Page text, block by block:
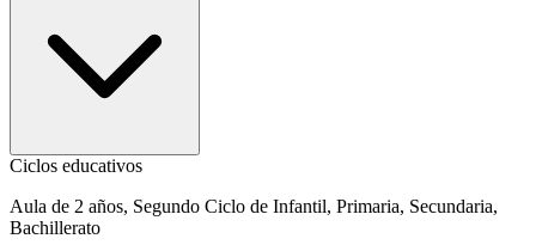
Ciclos educativos
Aula de 2 años, Segundo Ciclo de Infantil, Primaria, Secundaria,
Bachillerato